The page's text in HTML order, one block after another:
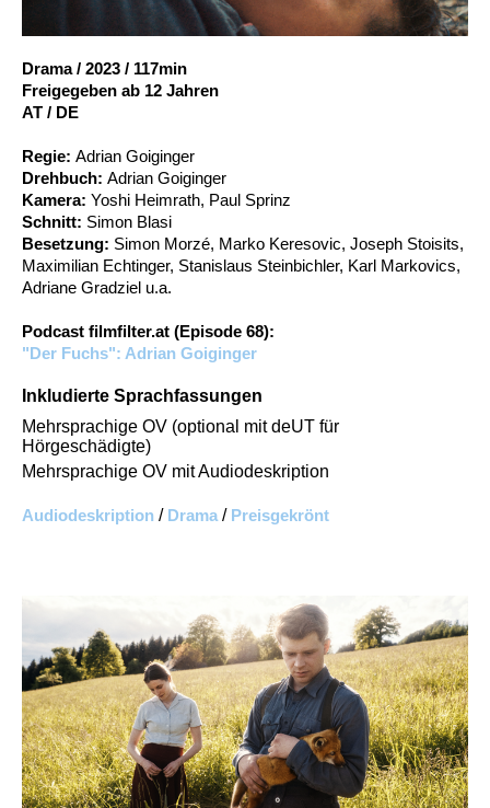
Account
Drama / 2023 / 117min
Freigegeben ab 12 Jahren
AT / DE
Regie: Adrian Goiginger
Drehbuch: Adrian Goiginger
Kamera: Yoshi Heimrath, Paul Sprinz
Schnitt: Simon Blasi
Besetzung: Simon Morzé, Marko Keresovic, Joseph Stoisits,
Maximilian Echtinger, Stanislaus Steinbichler, Karl Markovics,
Adriane Gradziel u.a.
Podcast filmfilter.at (Episode 68):
"Der Fuchs": Adrian Goiginger
Inkludierte Sprachfassungen
Mehrsprachige OV (optional mit deUT für
Hörgeschädigte)
Mehrsprachige OV mit Audiodeskription
Audiodeskription / Drama / Preisgekrönt